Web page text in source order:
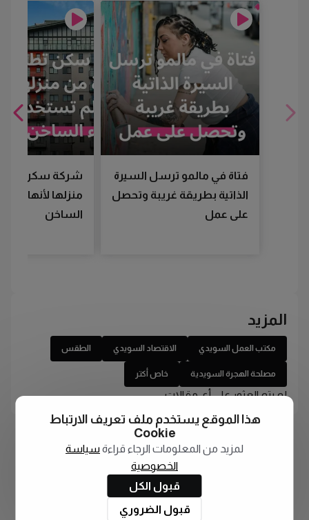
فتاة في مالمو ترسل السيرة
الذاتية بطريقة غريبة وتحصل
على عمل
شركة سكن
منزلها لأنها لم
الساخن
المزيد
مكتب العمل السويدي الاقتصاد السويدي الطقس
مصلحة الهجرة السويدية خاص أكتر
لم يتم العثور على أي مقالات
هذا الموقع يستخدم ملف تعريف الارتباط
Cookie
لمزيد من المعلومات الرجاء قراءة سياسة
الخصوصية
قبول الكل
قبول الضروري